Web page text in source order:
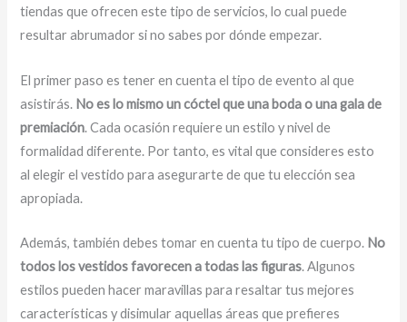
tiendas que ofrecen este tipo de servicios, lo cual puede
resultar abrumador si no sabes por dónde empezar.
El primer paso es tener en cuenta el tipo de evento al que
asistirás. No es lo mismo un cóctel que una boda o una gala de
premiación. Cada ocasión requiere un estilo y nivel de
formalidad diferente. Por tanto, es vital que consideres esto
al elegir el vestido para asegurarte de que tu elección sea
apropiada.
Además, también debes tomar en cuenta tu tipo de cuerpo. No
todos los vestidos favorecen a todas las figuras. Algunos
estilos pueden hacer maravillas para resaltar tus mejores
características y disimular aquellas áreas que prefieres